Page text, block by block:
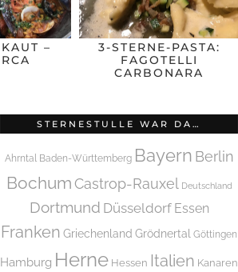
–
3-STERNE-PASTA:
FAGOTELLI
CARBONARA
STERNESTULLE WAR DA…
Ahrntal Baden-Württemberg Bayern Berlin
Bochum Castrop-Rauxel Deutschland
Dortmund Düsseldorf Essen
Franken Griechenland Grödnertal Göttingen
Hamburg Herne Hessen Italien Kanaren